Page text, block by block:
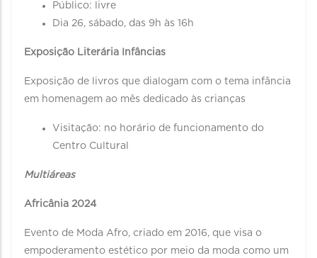
Público: livre
Dia 26, sábado, das 9h às 16h
Exposição Literária Infâncias
Exposição de livros que dialogam com o tema infância
em homenagem ao mês dedicado às crianças
Visitação: no horário de funcionamento do
Centro Cultural
Multiáreas
Africânia 2024
Evento de Moda Afro, criado em 2016, que visa o
empoderamento estético por meio da moda como um